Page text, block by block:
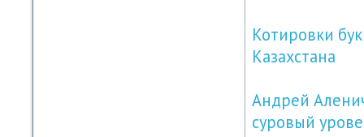
Котировки
Казахстана
Андрей
суровый